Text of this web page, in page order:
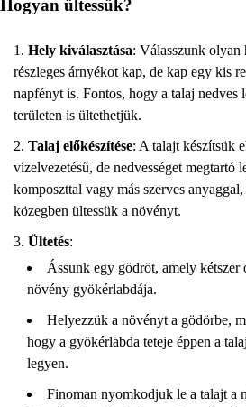
Hogyan ültessük?
Hely kiválasztása: Válasszunk olyan
részleges árnyékot kap, de kap egy kis
napfényt is. Fontos, hogy a talaj nedves
területen is ültethetjük.
Talaj előkészítése: A talajt készítsük
vízelvezetésű, de nedvességet megtartó
komposzttal vagy más szerves
közegben ültessük a növényt.
Ültetés:
Ássunk egy gödröt, amely kétszer
növény gyökérlabdája.
Helyezzük a növényt a gödörbe,
hogy a gyökérlabda teteje éppen a
legyen.
Finoman nyomkodjuk le a talajt a